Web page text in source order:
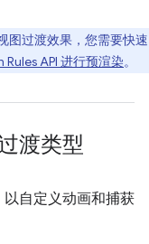
图过渡效果，您需要快速
API 进行预渲染。
渡类型
以自定义动画和捕获